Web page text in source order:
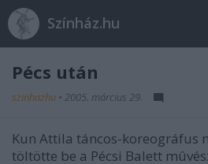
Színház.hu
Pécs után
szinhazhu • 2005. március 29.
Kun Attila táncos-koreográfus
töltötte be a Pécsi Balett